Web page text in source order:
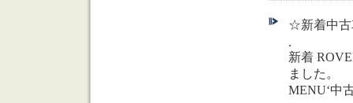
☆新着中古
.
新着
ました。
MENU‘中